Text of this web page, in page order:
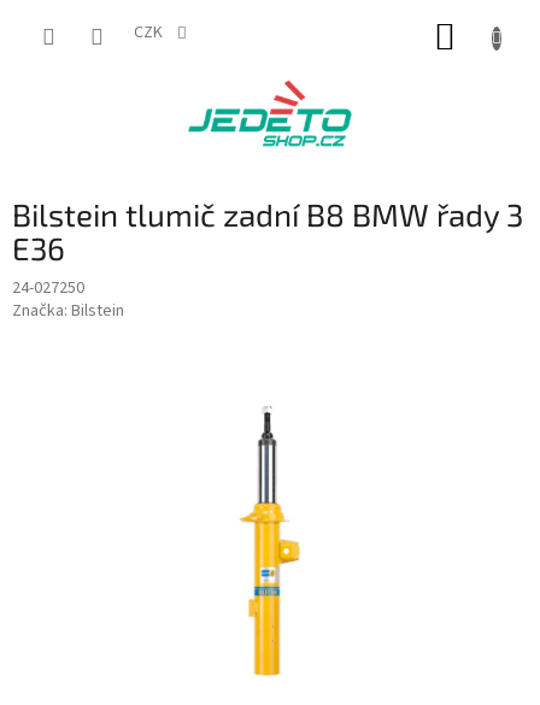
CZK
Bilstein tlumič zadní B8 BMW řady 3
E36
24-027250
Značka: Bilstein